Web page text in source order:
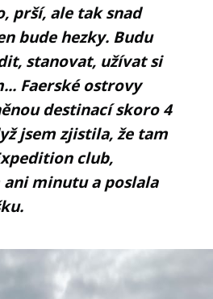
prší, ale tak snad
bude hezky. Budu
stanovat, užívat si
Faerské ostrovy
destinací skoro 4
jsem zjistila, že tam
club,
ani minutu a poslala